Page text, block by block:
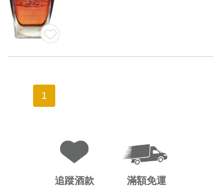
1
追蹤酒款 滿額免運